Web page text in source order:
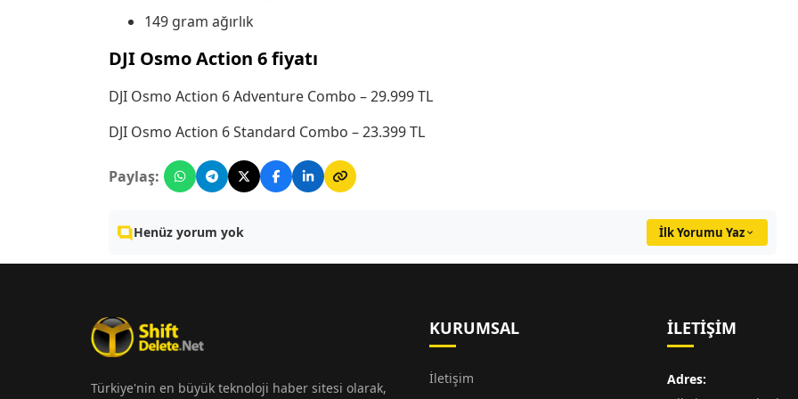
149 gram ağırlık
DJI Osmo Action 6 fiyatı
DJI Osmo Action 6 Adventure Combo – 29.999 TL
DJI Osmo Action 6 Standard Combo – 23.399 TL
Paylaş:
Henüz yorum yok İlk Yorumu Yaz
Türkiye'nin en büyük teknoloji haber sitesi olarak,
KURUMSAL
İletişim
İLETIŞIM
Adres: